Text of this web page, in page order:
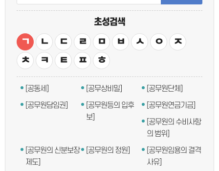
초성검색
ㄱ ㄴ ㄷ ㄹ ㅁ ㅂ ㅅ ㅇ
ㅈ
ㅊ
ㅋ ㅌ ㅍ ㅎ
[공동세] [공무상비밀]
[공무원단체]
[공무원담임권]
[공무원등의 입후
보]
[공무원연금기금]
[공무원의 수비사항
의 범위]
[공무원의 신분보장
제도]
[공무원의 정원]
[공무원임용의 결격
사유]